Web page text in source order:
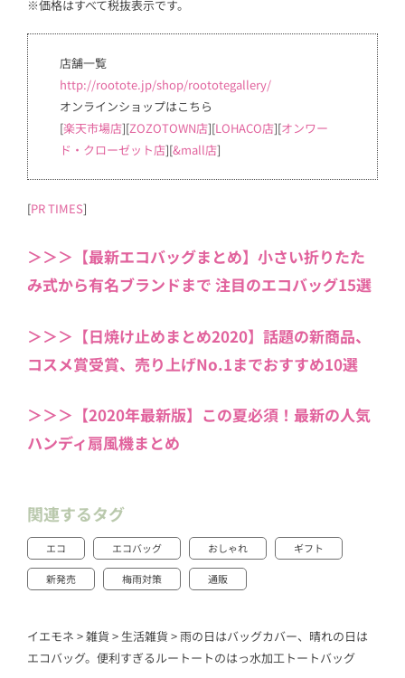
※価格はすべて税抜表示です。
店舗一覧
http://rootote.jp/shop/roototegallery/
オンラインショップはこちら
[楽天市場店][ZOZOTOWN店][LOHACO店][オンワー
ド・クローゼット店][&mall店]
[PR TIMES]
＞＞＞【最新エコバッグまとめ】小さい折りたた
み式から有名ブランドまで 注目のエコバッグ15選
＞＞＞【日焼け止めまとめ2020】話題の新商品、
コスメ賞受賞、売り上げNo.1までおすすめ10選
＞＞＞【2020年最新版】この夏必須！最新の人気
ハンディ扇風機まとめ
関連するタグ
エコ エコバッグ おしゃれ ギフト
新発売 梅雨対策 通販
イエモネ >雑貨 > 生活雑貨 >雨の日はバッグカバー、晴れの日は
エコバッグ。便利すぎるルートートのはっ水加工トートバッグ